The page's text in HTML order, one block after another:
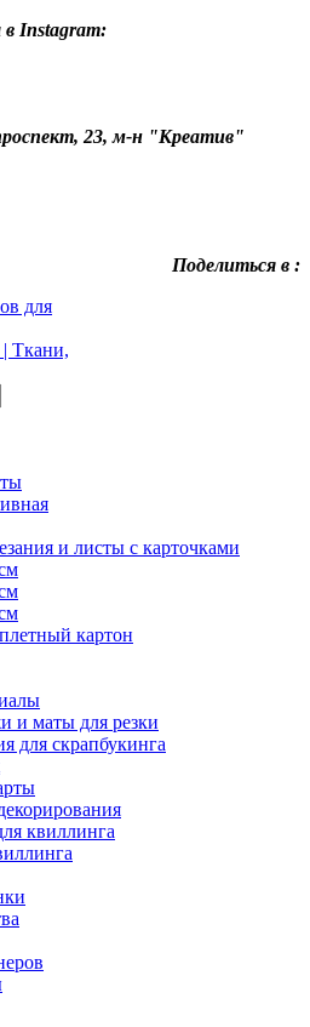
Instagram:
23, м-н "Креатив"
Поделиться в :
и листы с карточками
картон
маты для резки
для скрапбукинга
квиллинга